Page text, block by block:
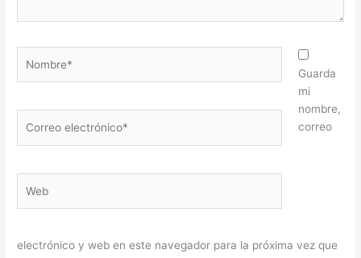
electrónico*
Guarda
mi
nombre,
correo
electrónico y web en este navegador para la próxima vez que